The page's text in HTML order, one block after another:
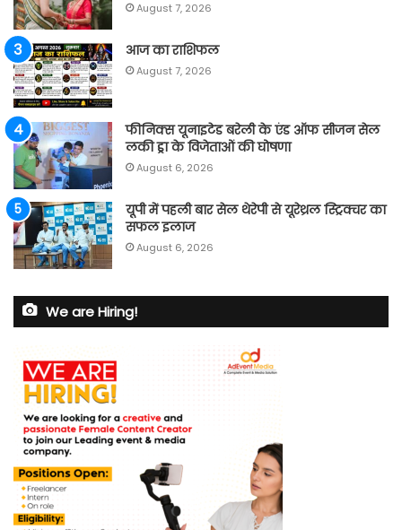
August 7, 2026
आज का राशिफल
August 7, 2026
फीनिक्स यूनाइटेड बरेली के एंड ऑफ सीजन सेल
लकी ड्रा के विजेताओं की घोषणा
August 6, 2026
यूपी में पहली बार सेल थेरेपी से यूरेथ्रल स्ट्रिक्चर का
सफल इलाज
August 6, 2026
We are Hiring!